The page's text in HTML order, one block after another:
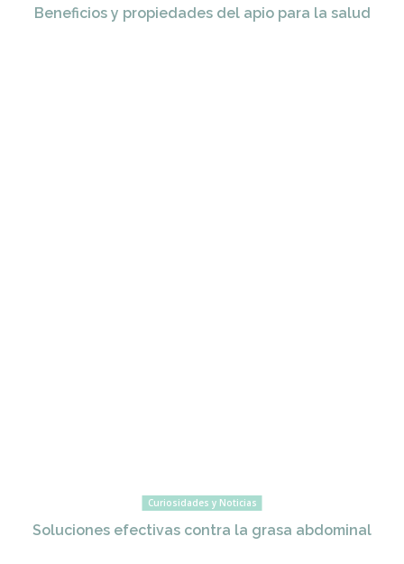
Beneficios y propiedades del apio para la salud
Curiosidades y Noticias
Soluciones efectivas contra la grasa abdominal